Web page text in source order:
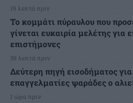
19 λεπτά πριν
Το κομμάτι πύραυλου που
γίνεται ευκαιρία μελέτης για
επιστήμονες
39 λεπτά πριν
Δεύτερη πηγή εισοδήματος για
επαγγελματίες ψαράδες ο
1 ώρα πριν